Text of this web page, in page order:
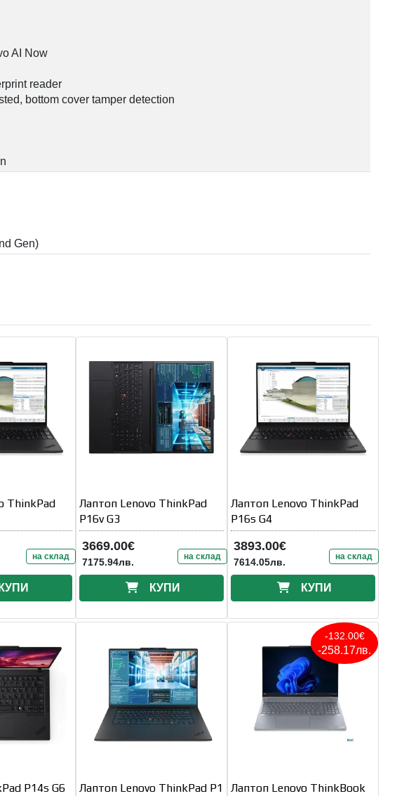
AI Now
reader
bottom cover tamper detection
Gen)
ThinkPad
на склад
КУПИ
Лаптоп Lenovo ThinkPad
P16v G3
3669.00€
7175.94лв. на склад
КУПИ
Лаптоп Lenovo ThinkPad
P16s G4
3893.00€
7614.05лв. на склад
КУПИ
P14s G6 Лаптоп Lenovo ThinkPad P1
-132.00€
-258.17лв.
Лаптоп Lenovo ThinkBook